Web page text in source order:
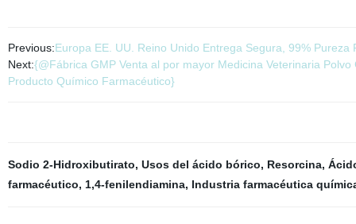
Previous:Europa EE. UU. Reino Unido Entrega Segura, 99%
Next:{@Fábrica GMP Venta al por mayor Medicina Veterinaria
Producto Químico Farmacéutico}
Sodio 2-Hidroxibutirato, Usos del ácido bórico, Resorcina,
farmacéutico, 1,4-fenilendiamina, Industria farmacéutica